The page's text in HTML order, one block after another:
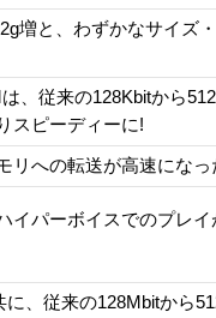
増と、わずかなサイズ
、従来の128Kbitから
スピーディーに!
リへの転送が高速になっ
イパーボイスでのプレ
に、従来の128Mbitから